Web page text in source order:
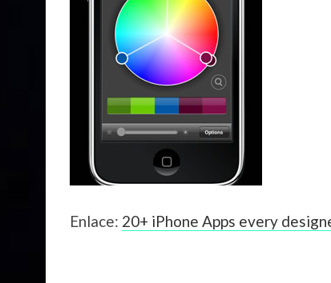
Enlace: 20+ iPhone Apps every